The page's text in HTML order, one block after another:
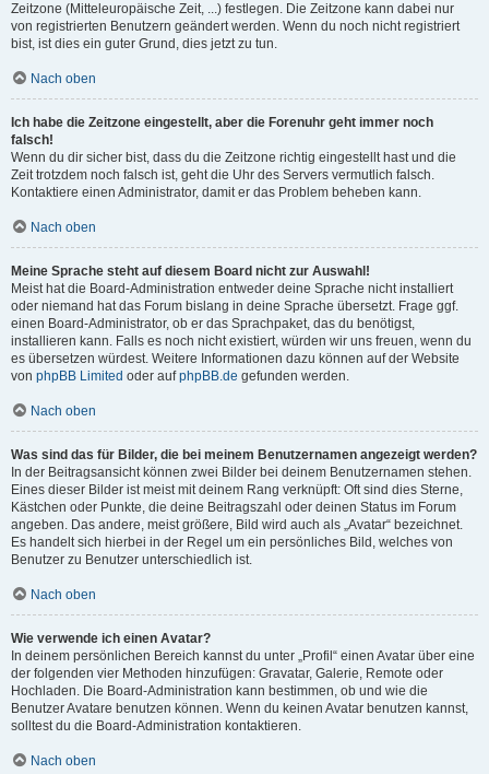
Zeitzone (Mitteleuropäische Zeit, ...) festlegen. Die Zeitzone kann dabei nur
von registrierten Benutzern geändert werden. Wenn du noch nicht registriert
bist, ist dies ein guter Grund, dies jetzt zu tun.
Nach oben
Ich habe die Zeitzone eingestellt, aber die Forenuhr geht immer noch
falsch!
Wenn du dir sicher bist, dass du die Zeitzone richtig eingestellt hast und die
Zeit trotzdem noch falsch ist, geht die Uhr des Servers vermutlich falsch.
Kontaktiere einen Administrator, damit er das Problem beheben kann.
Nach oben
Meine Sprache steht auf diesem Board nicht zur Auswahl!
Meist hat die Board-Administration entweder deine Sprache nicht installiert
oder niemand hat das Forum bislang in deine Sprache übersetzt. Frage ggf.
einen Board-Administrator, ob er das Sprachpaket, das du benötigst,
installieren kann. Falls es noch nicht existiert, würden wir uns freuen, wenn du
es übersetzen würdest. Weitere Informationen dazu können auf der Website
von phpBB Limited oder aufphpBB.de gefunden werden.
Nach oben
Was sind das für Bilder, die bei meinem Benutzernamen angezeigt werden?
In der Beitragsansicht können zwei Bilder bei deinem Benutzernamen stehen.
Eines dieser Bilder ist meist mit deinem Rang verknüpft: Oft sind dies Sterne,
Kästchen oder Punkte, die deine Beitragszahl oder deinen Status im Forum
angeben. Das andere, meist größere, Bild wird auch als „Avatar“ bezeichnet.
Es handelt sich hierbei in der Regel um ein persönliches Bild, welches von
Benutzer zu Benutzer unterschiedlich ist.
Nach oben
Wie verwende ich einen Avatar?
In deinem persönlichen Bereich kannst du unter „Profil“ einen Avatar über eine
der folgenden vier Methoden hinzufügen: Gravatar, Galerie, Remote oder
Hochladen. Die Board-Administration kann bestimmen, ob und wie die
Benutzer Avatare benutzen können. Wenn du keinen Avatar benutzen kannst,
solltest du die Board-Administration kontaktieren.
Nach oben